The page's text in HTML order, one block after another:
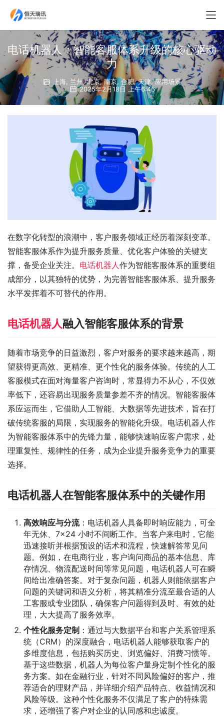
电话机器人：智能客服体系升级的核心驱动
力
上海 兰州,北京,南京,合肥,天津,应用场景
2025年2月18日 上午6:46
在数字化转型的浪潮中，客户服务领域正经历着深刻变革。
智能客服体系作为提升服务质量、优化客户体验的关键支
撑，备受企业关注。 电话机器人 作为智能客服体系的重要组
成部分，以其独特的优势，为完善智能客服体系、提升服务
水平发挥着不可替代的作用。
电话机器人融入智能客服体系的背景
随着市场竞争的日益激烈，客户对服务的要求越来越高，期
望获得更高效、更精准、更个性化的服务体验。传统的人工
客服模式在面对海量客户咨询时，常显得力不从心，不仅效
率低下，还容易出现服务质量参差不齐的情况。智能客服体
系应运而生，它借助人工智能、大数据等先进技术，旨在打
破传统客服的局限，实现服务的智能化升级。电话机器人作
为智能客服体系中的先锋力量，能够快速响应客户需求，处
理重复性、规律性的任务，成为企业提升服务竞争力的重要
选择。
电话机器人在智能客服体系中的关键作用
高效响应与分流：电话机器人具备即时响应能力，可全
年无休、7×24 小时不间断工作。当客户来电时，它能
迅速接听并根据预设的话术和流程，快速解答常见问
题。例如，在电商行业，客户询问商品的基本信息、库
存情况、物流配送时间等常见问题，电话机器人可在瞬
间给出准确答案。对于复杂问题，机器人则能依据客户
问题的关键词和语义分析，将其精准分流至最合适的人
工客服或专业团队，确保客户问题得到及时、有效的处
理，大大提高了服务效率。
个性化服务定制 ：通过与大数据平台和客户关系管理系
统（CRM）的深度融合，电话机器人能够获取客户的
多维度信息，包括购买历史、浏览偏好、消费习惯等。
基于这些数据，机器人为每位客户量身定制个性化的服
务方案。如在金融行业，针对不同风险偏好的客户，推
荐适合的理财产品，并详细介绍产品特点、收益情况和
风险等级。这种个性化服务不仅满足了客户的特殊需
求，还增强了客户对企业的认同感和忠诚度。